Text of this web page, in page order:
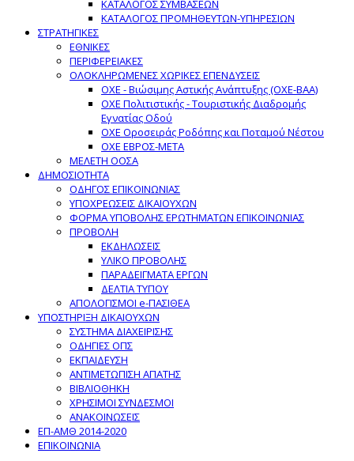
ΚΑΤΑΛΟΓΟΣ ΣΥΜΒΑΣΕΩΝ
ΚΑΤΑΛΟΓΟΣ ΠΡΟΜΗΘΕΥΤΩΝ-ΥΠΗΡΕΣΙΩΝ
ΣΤΡΑΤΗΓΙΚΕΣ
ΕΘΝΙΚΕΣ
ΠΕΡΙΦΕΡΕΙΑΚΕΣ
ΟΛΟΚΛΗΡΩΜΕΝΕΣ ΧΩΡΙΚΕΣ ΕΠΕΝΔΥΣΕΙΣ
ΟΧΕ - Βιώσιμης Αστικής Ανάπτυξης (ΟΧΕ-ΒΑΑ)
ΟΧΕ Πολιτιστικής - Τουριστικής Διαδρομής
Εγνατίας Οδού
ΟΧΕ Οροσειράς Ροδόπης και Ποταμού Νέστου
ΟΧΕ ΕΒΡΟΣ-ΜΕΤΑ
ΜΕΛΕΤΗ ΟΟΣΑ
ΔΗΜΟΣΙΟΤΗΤΑ
ΟΔΗΓΟΣ ΕΠΙΚΟΙΝΩΝΙΑΣ
ΥΠΟΧΡΕΩΣΕΙΣ ΔΙΚΑΙΟΥΧΩΝ
ΦΟΡΜΑ ΥΠΟΒΟΛΗΣ ΕΡΩΤΗΜΑΤΩΝ ΕΠΙΚΟΙΝΩΝΙΑΣ
ΠΡΟΒΟΛΗ
ΕΚΔΗΛΩΣΕΙΣ
ΥΛΙΚΟ ΠΡΟΒΟΛΗΣ
ΠΑΡΑΔΕΙΓΜΑΤΑ ΕΡΓΩΝ
ΔΕΛΤΙΑ ΤΥΠΟΥ
ΑΠΟΛΟΓΙΣΜΟΙ e-ΠΑΣΙΘΕΑ
ΥΠΟΣΤΗΡΙΞΗ ΔΙΚΑΙΟΥΧΩΝ
ΣΥΣΤΗΜΑ ΔΙΑΧΕΙΡΙΣΗΣ
ΟΔΗΓΙΕΣ ΟΠΣ
ΕΚΠΑΙΔΕΥΣΗ
ΑΝΤΙΜΕΤΩΠΙΣΗ ΑΠΑΤΗΣ
ΒΙΒΛΙΟΘΗΚΗ
ΧΡΗΣΙΜΟΙ ΣΥΝΔΕΣΜΟΙ
ΑΝΑΚΟΙΝΩΣΕΙΣ
ΕΠ-ΑΜΘ 2014-2020
ΕΠΙΚΟΙΝΩΝΙΑ